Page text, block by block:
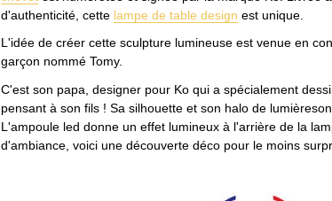
d'authenticité, cette lampe de table design est unique.
L'idée de créer cette sculpture lumineuse est venue en
garçon nommé Tomy.
C'est son papa, designer pour Ko qui a spécialement
pensant à son fils ! Sa silhouette et son halo de
L'ampoule led donne un effet lumineux à l'arrière de la
d'ambiance, voici une découverte déco pour le moins